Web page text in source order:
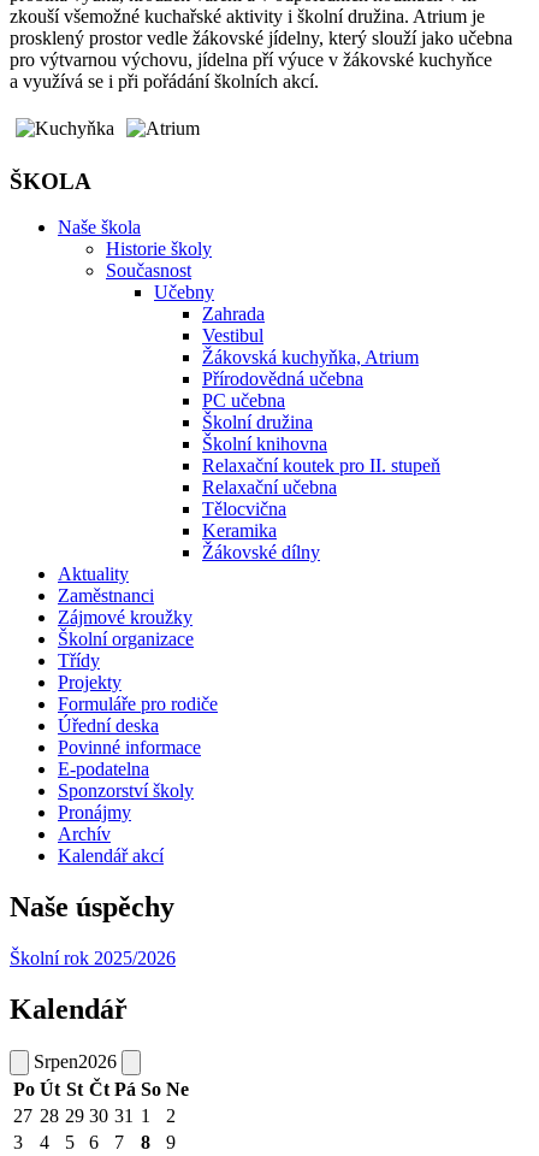
zkouší všemožné kuchařské aktivity i školní družina. Atrium je
prosklený prostor vedle žákovské jídelny, který slouží jako učebna
pro výtvarnou výchovu, jídelna pří výuce v žákovské kuchyňce
a využívá se i při pořádání školních akcí.
ŠKOLA
Naše škola
Historie školy
Současnost
Učebny
Zahrada
Vestibul
Žákovská kuchyňka, Atrium
Přírodovědná učebna
PC učebna
Školní družina
Školní knihovna
Relaxační koutek pro II. stupeň
Relaxační učebna
Tělocvična
Keramika
Žákovské dílny
Aktuality
Zaměstnanci
Zájmové kroužky
Školní organizace
Třídy
Projekty
Formuláře pro rodiče
Úřední deska
Povinné informace
E-podatelna
Sponzorství školy
Pronájmy
Archív
Kalendář akcí
Naše úspěchy
Školní rok 2025/2026
Kalendář
Srpen2026
Po Út St Čt Pá So Ne
27 28 29 30 31 1
2
3
4 5 6 7 8
9